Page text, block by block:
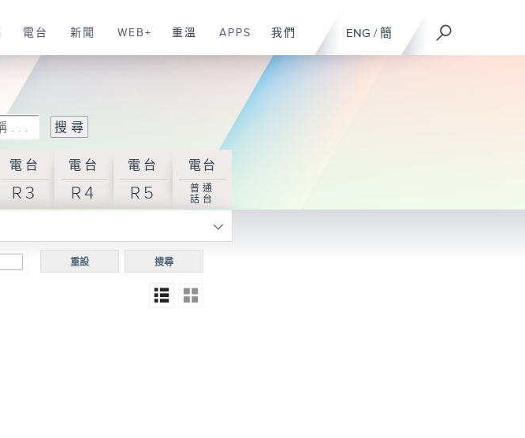
ENG / 簡
電台 新聞 WEB+ 重溫 APPS 我們
電台
R3
電台
R4
電台
R5
電台
普通
話台
搜尋
重設